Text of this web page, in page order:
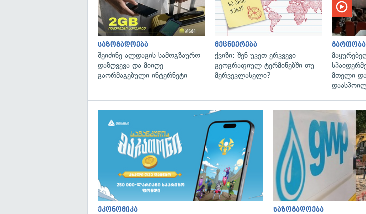
საზოგადოება
შეიძინე ალდაგის სამოგზაურო
დაზღვევა და მიიღე
გაორმაგებული ინტერნეტი
მეცნიერება
ქვიზი: შენ უკეთ ერკვევი
გეოგრაფიულ ტერმინებში თუ
მერვეკლასელი?
გართობა
მთელი
ეკონომიკა საზოგადოება